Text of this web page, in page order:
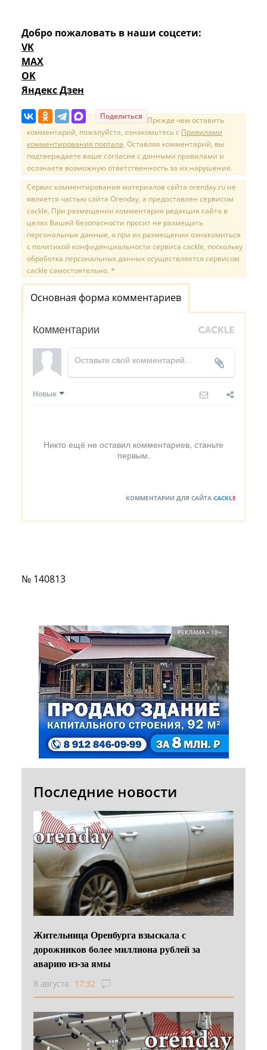
Добро пожаловать в наши соцсети:
VK
MAX
OK
Яндекс Дзен
Поделиться Прежде чем оставить
комментарий, пожалуйста, ознакомьтесь с Правилами
комментирования портала. Оставляя комментарий, вы
подтверждаете ваше согласие с данными правилами и
осознаете возможную ответственность за их нарушение.
Сервис комментирования материалов сайта orenday.ru не
является частью сайта Orenday, а предоставлен сервисом
cackle. При размещении комментария редакция сайта в
целях Вашей безопасности просит не размещать
персональные данные, а при их размещении ознакомиться
с политикой конфиденциальности сервиса cackle, поскольку
обработка персональных данных осуществляется сервисом
cackle самостоятельно. *
Основная форма комментариев
Комментарии
Новые
Никто ещё не оставил комментариев, станьте
первым.
КОММЕНТАРИИ ДЛЯ САЙТА CACKLE
№ 140813
РЕКЛАМА • 18+
Последние новости
Жительница Оренбурга взыскала с
дорожников более миллиона рублей за
аварию из-за ямы
8 августа 17:32